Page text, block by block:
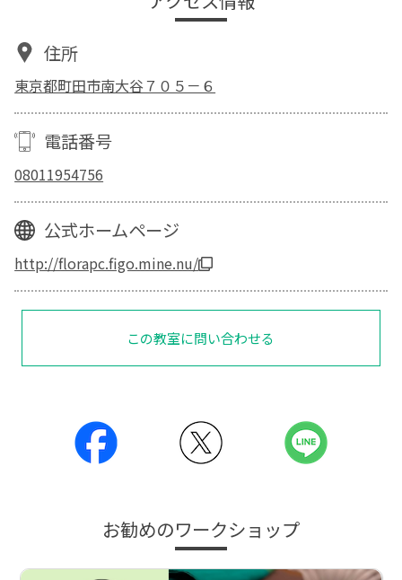
住所
東京都町田市南大谷７０５－６
電話番号
08011954756
公式ホームページ
http://florapc.figo.mine.nu/
この教室に問い合わせる
お勧めのワークショップ